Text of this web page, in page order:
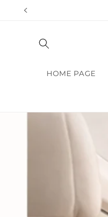
Skip to
HOME PAGE